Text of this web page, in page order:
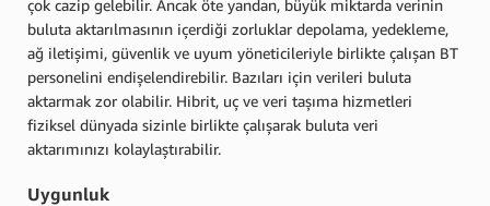
çok cazip gelebilir. Ancak öte yandan, büyük miktarda verinin
buluta aktarılmasının içerdiği zorluklar depolama, yedekleme,
ağ iletişimi, güvenlik ve uyum yöneticileriyle birlikte çalışan BT
personelini endişelendirebilir. Bazıları için verileri buluta
aktarmak zor olabilir. Hibrit, uç ve veri taşıma hizmetleri
fiziksel dünyada sizinle birlikte çalışarak buluta veri
aktarımınızı kolaylaştırabilir.
Uygunluk